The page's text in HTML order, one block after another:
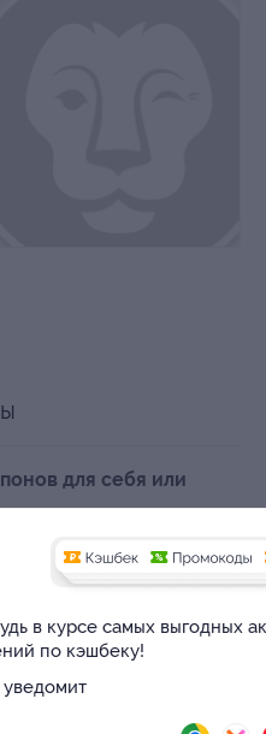
для себя или
магазине Uni-
магазине Uni-
в курсе самых выгодных
по кэшбеку!